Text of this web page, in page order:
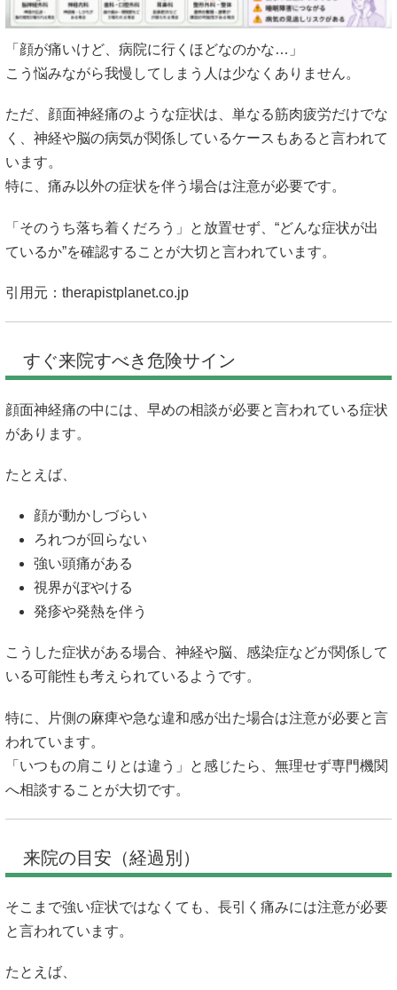
「顔が痛いけど、病院に行くほどなのかな…」
こう悩みながら我慢してしまう人は少なくありません。
ただ、顔面神経痛のような症状は、単なる筋肉疲労だけでな
く、神経や脳の病気が関係しているケースもあると言われて
います。
特に、痛み以外の症状を伴う場合は注意が必要です。
「そのうち落ち着くだろう」と放置せず、“どんな症状が出
ているか”を確認することが大切と言われています。
引用元： therapistplanet.co.jp
すぐ来院すべき危険サイン
顔面神経痛の中には、早めの相談が必要と言われている症状
があります。
たとえば、
顔が動かしづらい
ろれつが回らない
強い頭痛がある
視界がぼやける
発疹や発熱を伴う
こうした症状がある場合、神経や脳、感染症などが関係して
いる可能性も考えられているようです。
特に、片側の麻痺や急な違和感が出た場合は注意が必要と言
われています。
「いつもの肩こりとは違う」と感じたら、無理せず専門機関
へ相談することが大切です。
来院の目安（経過別）
そこまで強い症状ではなくても、長引く痛みには注意が必要
と言われています。
たとえば、